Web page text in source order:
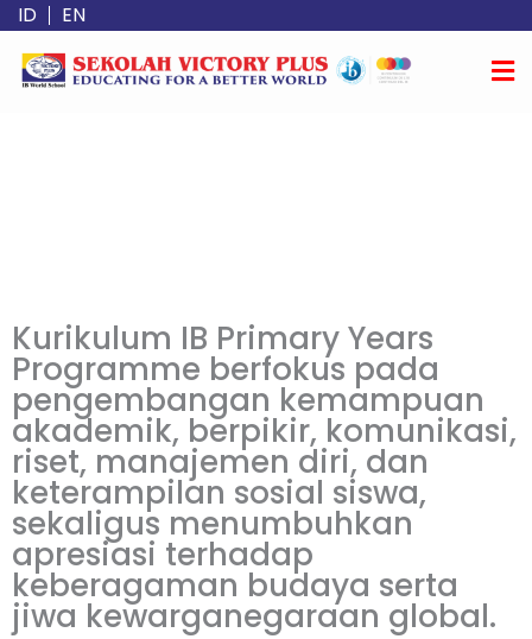
Lewati
konten
ID EN
Kurikulum IB Primary Years
Programme berfokus pada
pengembangan kemampuan
akademik, berpikir, komunikasi,
riset, manajemen diri, dan
keterampilan sosial siswa,
sekaligus menumbuhkan
apresiasi terhadap
keberagaman budaya serta
jiwa kewarganegaraan global.